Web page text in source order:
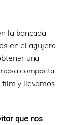
la bancada
en el agujero
una
compacta
film y llevamos
que nos